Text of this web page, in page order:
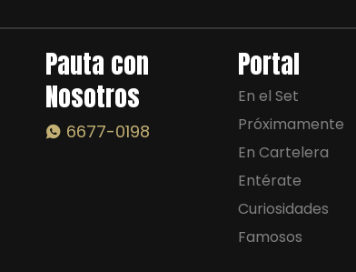
Pauta con
Nosotros
6677-0198
Portal
En el Set
Próximamente
En Cartelera
Entérate
Curiosidades
Famosos